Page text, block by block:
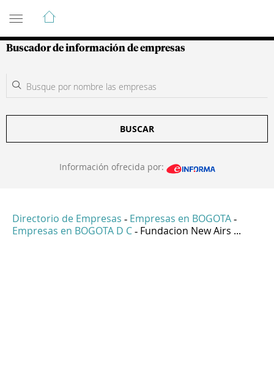
Guía de Empresas Colombianas
Buscador de información de empresas
BUSCAR
Información ofrecida por:
Directorio de Empresas - Empresas en BOGOTA -
Empresas en BOGOTA D C - Fundacion New Airs ...